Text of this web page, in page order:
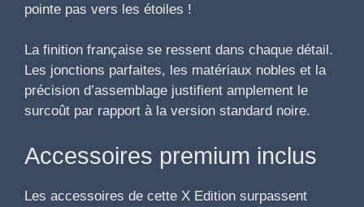
pointe pas vers les étoiles !
La finition française se ressent dans chaque détail.
Les jonctions parfaites, les matériaux nobles et la
précision d’assemblage justifient amplement le
surcoût par rapport à la version standard noire.
Accessoires premium inclus
Les accessoires de cette X Edition surpassent